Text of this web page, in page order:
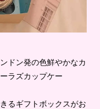
ドン発の色鮮やかなカ
ーラズカップケー
るギフトボックスがお